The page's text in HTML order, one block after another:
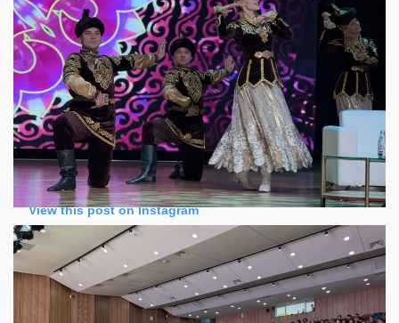
View this post on Instagram